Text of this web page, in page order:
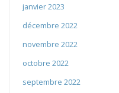
janvier 2023
décembre 2022
novembre 2022
octobre 2022
septembre 2022